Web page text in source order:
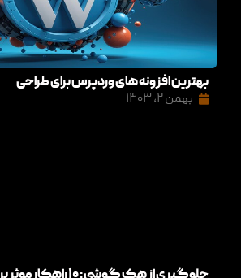
بهترین افزونه های وردپرس برای طراحی
بهمن ۲, ۱۴۰۳